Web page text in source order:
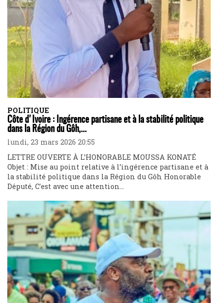
POLITIQUE
Côte d'Ivoire : Ingérence partisane et à la stabilité politique
dans la Région du Gôh,...
lundi, 23 mars 2026 20:55
LETTRE OUVERTE À L’HONORABLE MOUSSA KONATÉ
Objet : Mise au point relative à l’ingérence partisane et à
la stabilité politique dans la Région du Gôh Honorable
Député, C’est avec une attention...